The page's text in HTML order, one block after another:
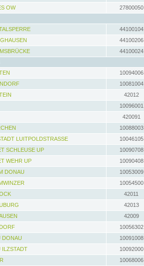
OW
27800050
44100104
44100206
44100024
10094006
10081004
42012
10096001
420091
10088003
LUITPOLDSTRASSE
10046105
SCHLEUSE UP
10090708
WEHR UP
10090408
DONAU
10053009
10054500
42011
42013
42009
10056302
DONAU
10091008
ILZSTADT
10092000
10068006